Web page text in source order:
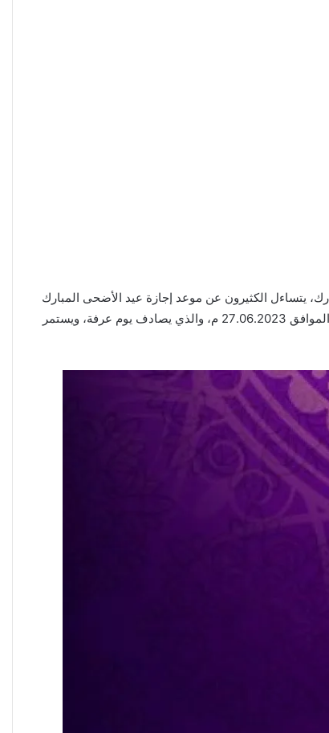
يتساءل الكثيرون عن موعد إجازة عيد الأضحى المبارك
للمصارف كموظفين في البنوك الإمارات العربية المتحدة تحصل على إجازة رسمية مدفوعة الأجر ويوم عطلة يبدأ اليوم مع عيد الأضحى يوم الثلاثاء الموافق 27.06.2023 م، والذي يصادف يوم عرفة، ويستمر